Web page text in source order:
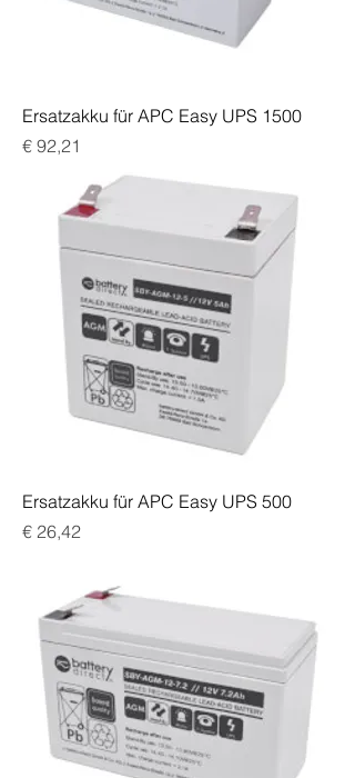
Ersatzakku für APC Easy UPS 1500
Preis
€ 92,21
Ersatzakku für APC Easy UPS 500
Preis
€ 26,42